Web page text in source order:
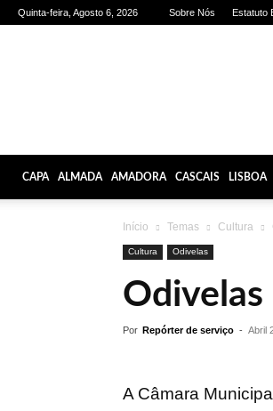
Quinta-feira, Agosto 6, 2026 Sobre Nós Estatuto
CAPA ALMADA AMADORA CASCAIS LISBOA
Início Temas Cultura
Cultura Odivelas
Odivelas
Por Repórter de serviço - Abril
A Câmara